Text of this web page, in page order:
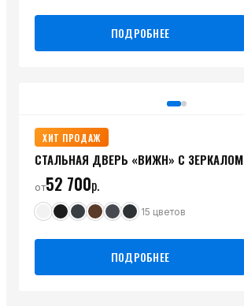
ПОДРОБНЕЕ
ХИТ ПРОДАЖ
СТАЛЬНАЯ ДВЕРЬ «ВИЖН» С ЗЕРКАЛОМ
от52 700р.
15 цветов
ПОДРОБНЕЕ